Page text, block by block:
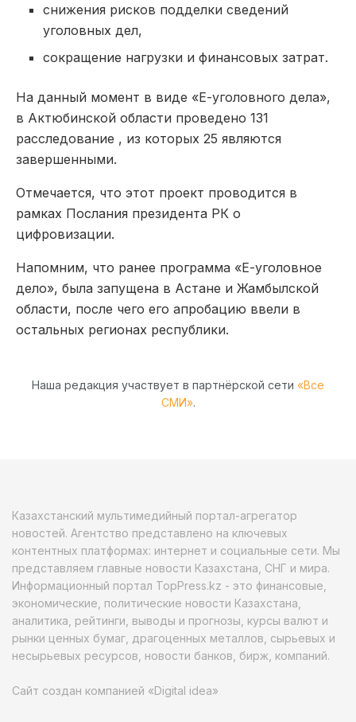
снижения рисков подделки сведений
уголовных дел,
сокращение нагрузки и финансовых затрат.
На данный момент в виде «Е-уголовного дела»,
в Актюбинской области проведено 131
расследование , из которых 25 являются
завершенными.
Отмечается, что этот проект проводится в
рамках Послания президента РК о
цифровизации.
Напомним, что ранее программа «Е-уголовное
дело», была запущена в Астане и Жамбылской
области, после чего его апробацию ввели в
остальных регионах республики.
Наша редакция участвует в партнёрской сети «Все
СМИ».
Казахстанский мультимедийный портал-агрегатор
новостей. Агентство представлено на ключевых
контентных платформах: интернет и социальные сети. Мы
представляем главные новости Казахстана, СНГ и мира.
Информационный портал TopPress.kz - это финансовые,
экономические, политические новости Казахстана,
аналитика, рейтинги, выводы и прогнозы, курсы валют и
рынки ценных бумаг, драгоценных металлов, сырьевых и
несырьевых ресурсов, новости банков, бирж, компаний.
Сайт создан компанией «Digital idea»